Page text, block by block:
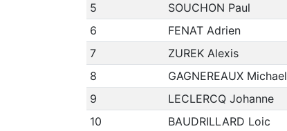
5
SOUCHON Paul
6
FENAT Adrien
7
ZUREK Alexis
8
GAGNEREAUX Michael
9
LECLERCQ Johanne
10
BAUDRILLARD Loic